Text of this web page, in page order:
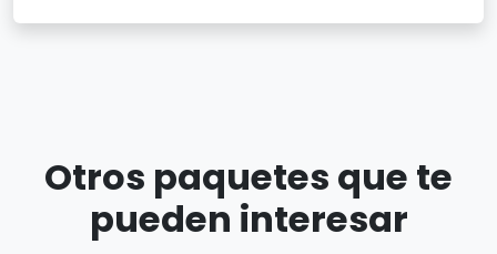
Otros paquetes que te
pueden interesar